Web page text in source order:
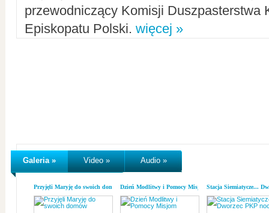
przewodniczący Komisji Duszpasterstwa
Episkopatu Polski. więcej »
Galeria » Video » Audio »
Przyjęli Maryję do swoich domówDzień Modlitwy i Pomocy MisjomStacja Siemiatycze...